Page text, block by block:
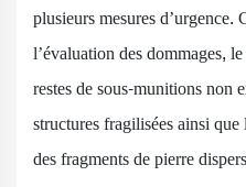
plusieurs mesures
l’évaluation des dommages,
restes de sous-munitions non
structures fragilisées ainsi
des fragments de pierre